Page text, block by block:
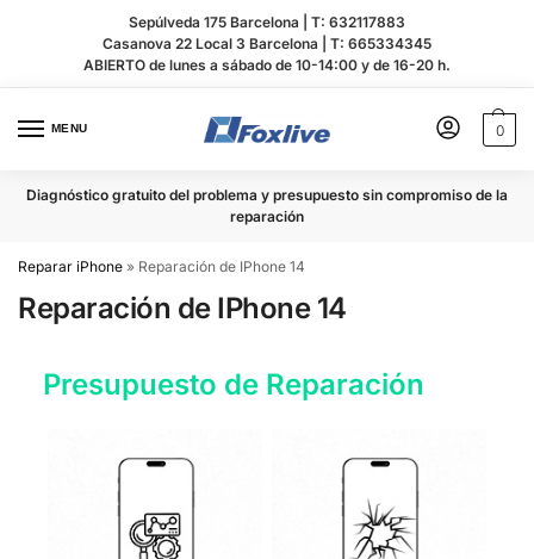
Sepúlveda 175 Barcelona | T: 632117883
Casanova 22 Local 3 Barcelona | T: 665334345
ABIERTO de lunes a sábado de 10-14:00 y de 16-20 h.
MENU 0
Diagnóstico gratuito del problema y presupuesto sin compromiso de la
reparación
Reparar iPhone » Reparación de IPhone 14
Reparación de IPhone 14
Presupuesto de Reparación